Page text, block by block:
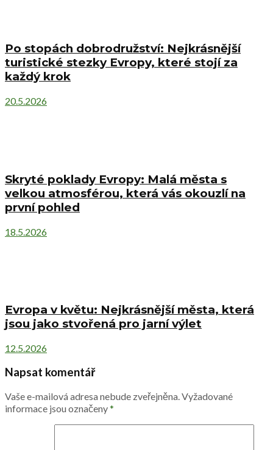
Po stopách dobrodružství: Nejkrásnější
turistické stezky Evropy, které stojí za
každý krok
20.5.2026
Skryté poklady Evropy: Malá města s
velkou atmosférou, která vás okouzlí na
první pohled
18.5.2026
Evropa v květu: Nejkrásnější města, která
jsou jako stvořená pro jarní výlet
12.5.2026
Napsat komentář
Vaše e-mailová adresa nebude zveřejněna.Vyžadované
informace jsou označeny*